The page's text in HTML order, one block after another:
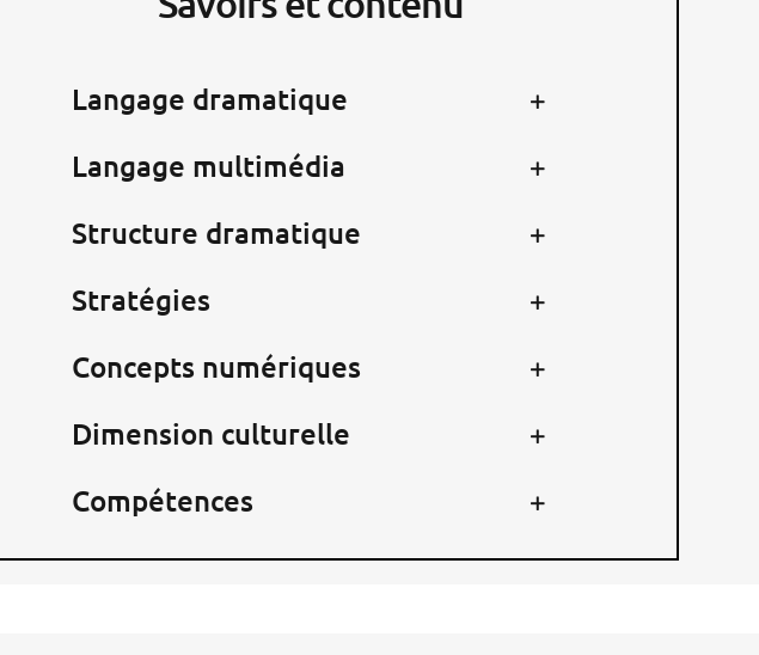
Langage dramatique
Langage multimédia
Structure dramatique
Stratégies
Concepts numériques
Dimension culturelle
Compétences